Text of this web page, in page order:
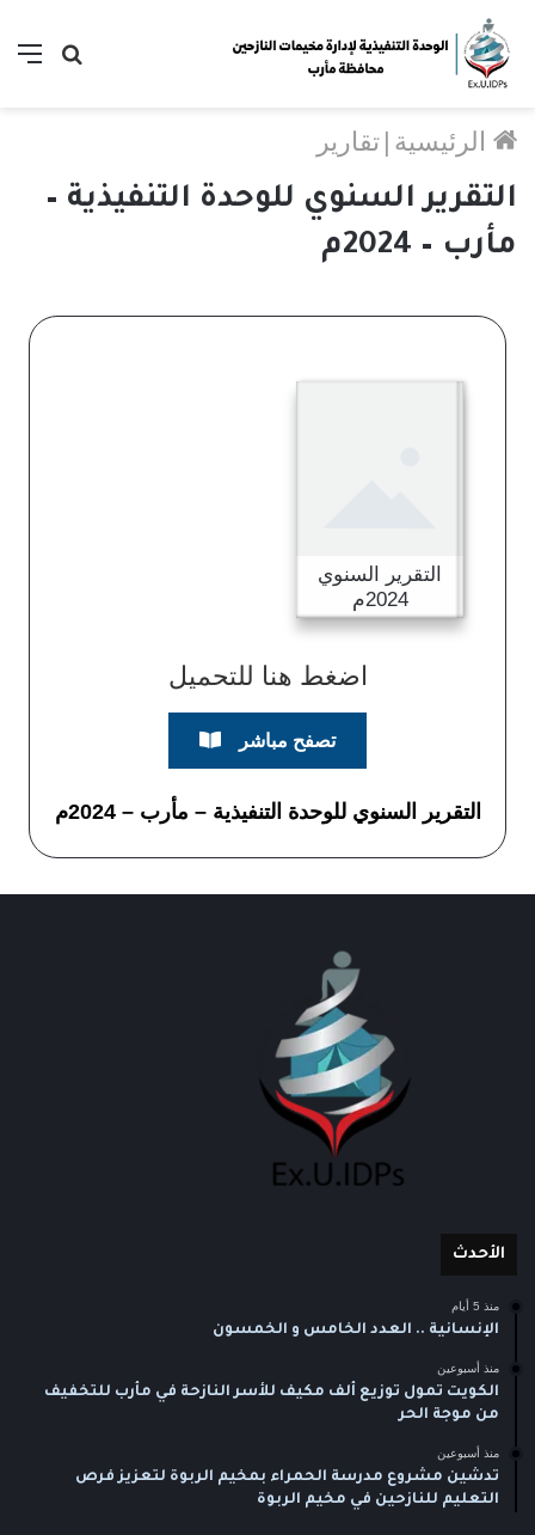
الرئيسية | تقارير
التقرير السنوي للوحدة التنفيذية –
مأرب – 2024م
التقرير السنوي
2024م
اضغط هنا للتحميل
تصفح مباشر
التقرير السنوي للوحدة التنفيذية – مأرب – 2024م
الأحدث
منذ 5 أيام
الإنسانية .. العدد الخامس و الخمسون
منذ أسبوعين
الكويت تمول توزيع ألف مكيف للأسر النازحة في مأرب للتخفيف
من موجة الحر
منذ أسبوعين
تدشين مشروع مدرسة الحمراء بمخيم الربوة لتعزيز فرص
التعليم للنازحين في مخيم الربوة